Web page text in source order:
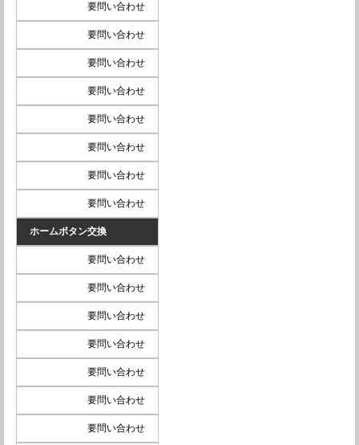
要問い合わせ
要問い合わせ
要問い合わせ
要問い合わせ
要問い合わせ
要問い合わせ
要問い合わせ
要問い合わせ
ホームボタン交換
要問い合わせ
要問い合わせ
要問い合わせ
要問い合わせ
要問い合わせ
要問い合わせ
要問い合わせ